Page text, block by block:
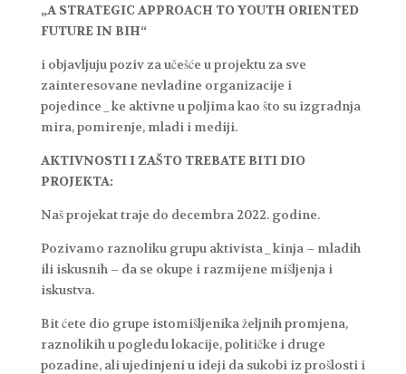
„A STRATEGIC APPROACH TO YOUTH ORIENTED
FUTURE IN BIH“
i objavljuju poziv za učešće u projektu za sve
zainteresovane nevladine organizacije i
pojedince_ke aktivne u poljima kao što su izgradnja
mira, pomirenje, mladi i mediji.
AKTIVNOSTI I ZAŠTO TREBATE BITI DIO
PROJEKTA:
Naš projekat traje do decembra 2022. godine.
Pozivamo raznoliku grupu aktivista_kinja – mladih
ili iskusnih – da se okupe i razmijene mišljenja i
iskustva.
Bit ćete dio grupe istomišljenika željnih promjena,
raznolikih u pogledu lokacije, političke i druge
pozadine, ali ujedinjeni u ideji da sukobi iz prošlosti i